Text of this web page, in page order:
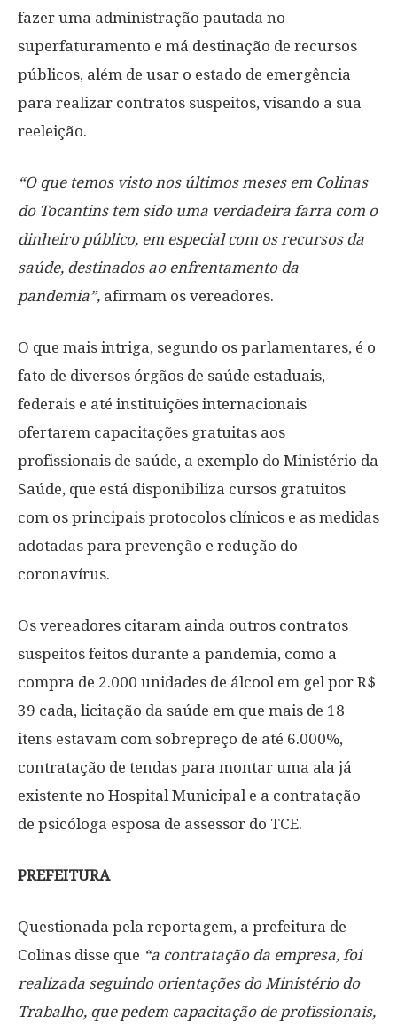
fazer uma administração pautada no
superfaturamento e má destinação de recursos
públicos, além de usar o estado de emergência
para realizar contratos suspeitos, visando a sua
reeleição.
“O que temos visto nos últimos meses em Colinas
do Tocantins tem sido uma verdadeira farra com o
dinheiro público, em especial com os recursos da
saúde, destinados ao enfrentamento da
pandemia”, afirmam os vereadores.
O que mais intriga, segundo os parlamentares, é o
fato de diversos órgãos de saúde estaduais,
federais e até instituições internacionais
ofertarem capacitações gratuitas aos
profissionais de saúde, a exemplo do Ministério da
Saúde, que está disponibiliza cursos gratuitos
com os principais protocolos clínicos e as medidas
adotadas para prevenção e redução do
coronavírus.
Os vereadores citaram ainda outros contratos
suspeitos feitos durante a pandemia, como a
compra de 2.000 unidades de álcool em gel por R$
39 cada, licitação da saúde em que mais de 18
itens estavam com sobrepreço de até 6.000%,
contratação de tendas para montar uma ala já
existente no Hospital Municipal e a contratação
de psicóloga esposa de assessor do TCE.
PREFEITURA
Questionada pela reportagem, a prefeitura de
Colinas disse que “a contratação da empresa, foi
realizada seguindo orientações do Ministério do
Trabalho, que pedem capacitação de profissionais,